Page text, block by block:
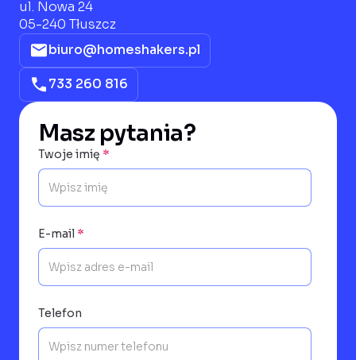
ul. Nowa 24
05-240 Tłuszcz
biuro@homeshakers.pl
733 260 816
Masz pytania?
Twoje imię *
E-mail *
Telefon